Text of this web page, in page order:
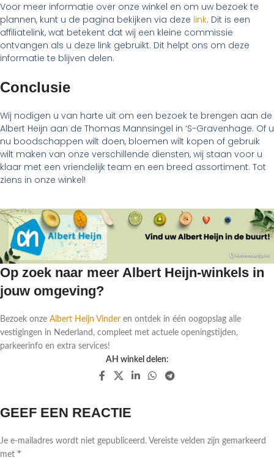
Voor meer informatie over onze winkel en om uw bezoek te
plannen, kunt u de pagina bekijken via deze link. Dit is een
affiliatelink, wat betekent dat wij een kleine commissie
ontvangen als u deze link gebruikt. Dit helpt ons om deze
informatie te blijven delen.
Conclusie
Wij nodigen u van harte uit om een bezoek te brengen aan de
Albert Heijn aan de Thomas Mannsingel in ‘S-Gravenhage. Of u
nu boodschappen wilt doen, bloemen wilt kopen of gebruik
wilt maken van onze verschillende diensten, wij staan voor u
klaar met een vriendelijk team en een breed assortiment. Tot
ziens in onze winkel!
Op zoek naar meer Albert Heijn-winkels in
jouw omgeving?
Bezoek onze Albert Heijn Vinder en ontdek in één oogopslag alle
vestigingen in Nederland, compleet met actuele openingstijden,
parkeerinfo en extra services!
AH winkel delen:
GEEF EEN REACTIE
Je e-mailadres wordt niet gepubliceerd. Vereiste velden zijn gemarkeerd
met *